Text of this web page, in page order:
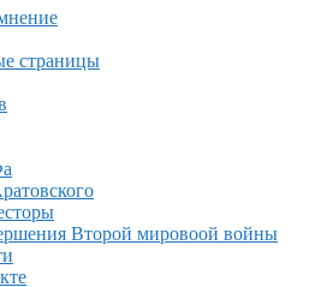
страницы
Второй мировоой войны